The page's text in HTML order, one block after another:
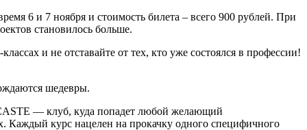
6 и 7 ноября и стоимость билета – всего 900 рублей. При
становилось больше.
и не отставайте от тех, кто уже состоялся в профессии!
шедевры.
— клуб, куда попадет любой желающий
Каждый курс нацелен на прокачку одного специфичного